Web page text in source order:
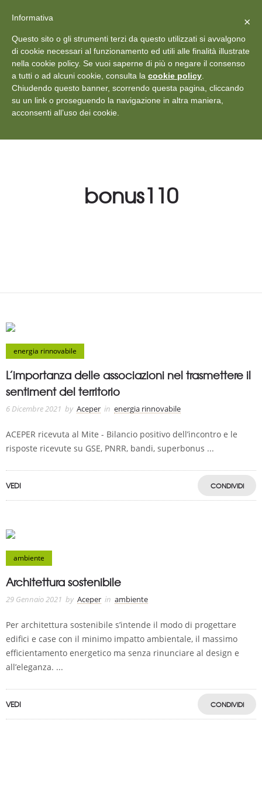
+39 011 18867102 info@aceper.it Statuto
Aceper
bonus110
energia rinnovabile
L’importanza delle associazioni nel trasmettere il
sentiment del territorio
6 Dicembre 2021 by Aceper in energia rinnovabile
ACEPER ricevuta al Mite - Bilancio positivo dell’incontro e le
risposte ricevute su GSE, PNRR, bandi, superbonus ...
VEDI CONDIVIDI
ambiente
Architettura sostenibile
29 Gennaio 2021 by Aceper in ambiente
Per architettura sostenibile s’intende il modo di progettare
edifici e case con il minimo impatto ambientale, il massimo
efficientamento energetico ma senza rinunciare al design e
all’eleganza. ...
VEDI CONDIVIDI
Vedi: Protezione dei dati personali ×
Informativa
Questo sito o gli strumenti terzi da questo utilizzati si avvalgono
di cookie necessari al funzionamento ed utili alle finalità illustrate
nella cookie policy. Se vuoi saperne di più o negare il consenso
a tutti o ad alcuni cookie, consulta la cookie policy
Chiudendo questo banner, scorrendo questa pagina, cliccando
su un link o proseguendo la navigazione in altra maniera,
acconsenti all’uso dei cookie.